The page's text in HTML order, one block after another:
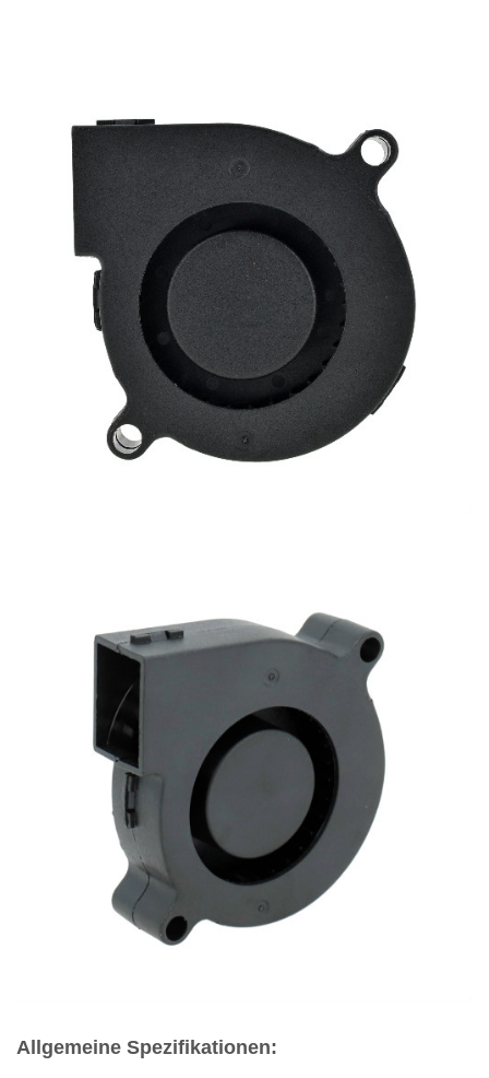
Allgemeine Spezifikationen: